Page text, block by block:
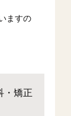
ますの
・矯正